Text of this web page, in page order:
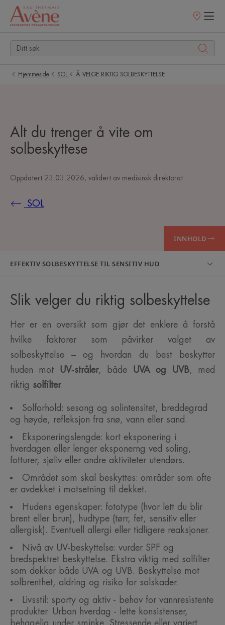
Utsalgssteder
Hjemmeside SOL Å VELGE RIKTIG SOLBESKYTTELSE
Alt du trenger å vite om
solbeskyttese
Oppdatert 23.03.2026 , validert av medisinsk direktorat
SOL
INNHOLD
EFFEKTIV SOLBESKYTTELSE TIL SENSITIV HUD
Slik velger du riktig solbeskyttelse
Her er en oversikt som gjør det enklere å forstå
hvilke faktorer som påvirker valget av
solbeskyttelse – og hvordan du best beskytter
huden mot
UV‑stråler, både UVA og UVB, med
riktig solfilter.
Solforhold: sesong og solintensitet, breddegrad
og høyde, refleksjon fra snø, vann eller sand.
Eksponeringslengde: kort eksponering i
hverdagen eller lenger eksponerng ved soling,
fotturer, sjøliv eller andre aktiviteter utendørs.
Området som skal beskyttes: områder som ofte
er avdekket i motsetning til dekket.
Hudens egenskaper: fototype (hvor lett du blir
brent eller brun), hudtype (tørr, fet, sensitiv eller
allergisk). Eventuell allergi eller tidligere reaksjoner.
Nivå av UV-beskyttelse: vurder SPF og
bredspektret beskyttelse. Ekstra viktig med solfilter
som dekker både UVA og UVB. Beskyttelse mot
solbrenthet, aldring og risiko for solskader.
Livsstil: sporty og aktiv - behov for vannresistente
produkter. Urban hverdag - lette konsistenser,